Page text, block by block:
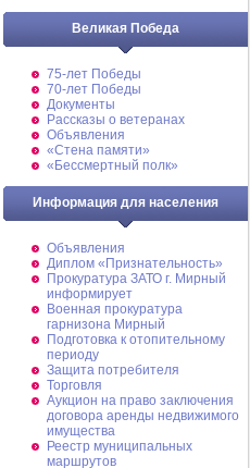
Великая Победа
75-лет Победы
70-лет Победы
Документы
Рассказы о ветеранах
Объявления
«Стена памяти»
«Бессмертный полк»
Информация для населения
Объявления
Диплом «Признательность»
Прокуратура ЗАТО г. Мирный
информирует
Военная прокуратура
гарнизона Мирный
Подготовка к отопительному
периоду
Защита потребителя
Торговля
Аукцион на право заключения
договора аренды недвижимого
имущества
Реестр муниципальных
маршрутов